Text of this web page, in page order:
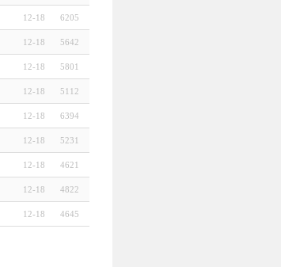
12-18 6205
12-18 5642
12-18 5801
12-18 5112
12-18 6394
12-18 5231
12-18 4621
12-18 4822
12-18 4645